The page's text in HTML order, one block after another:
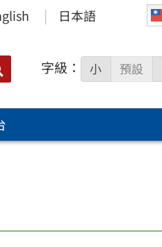
日本語
搜
尋：
字級： 小 預設